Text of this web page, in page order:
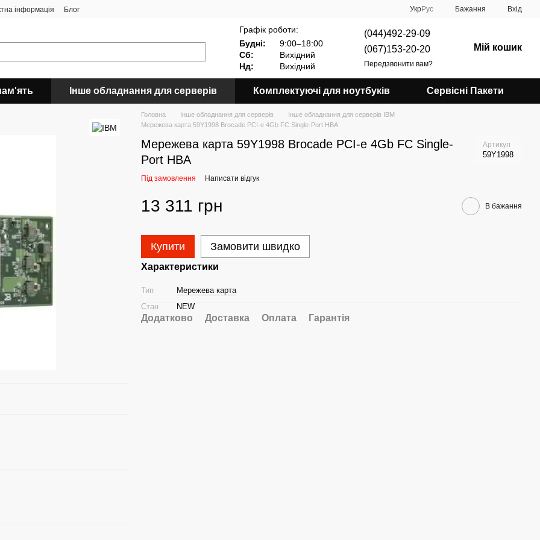
інформація Блог УкрРус Бажання Вхід
Графік роботи:
Будні:
9:00–18:00
Сб:
Вихідний
Нд:
Вихідний
(044)492-29-09
(067)153-20-20
Передзвонити вам?
Мій кошик
Інше обладнання для серверів Комплектуючі для ноутбуків Сервісні Пакети
Головна Інше обладнання для серверів
Інше обладнання для серверів IBM
Мережева карта 59Y1998 Brocade PCI-e 4Gb FC Single-Port HBA
Мережева карта 59Y1998 Brocade PCI-e 4Gb FC Single-
Port HBA
Артикул
59Y1998
Під замовлення Написати відгук
13 311 грн В бажання
Купити Замовити швидко
Характеристики
Тип
Мережева карта
Стан
NEW
Додатково Доставка Оплата Гарантія